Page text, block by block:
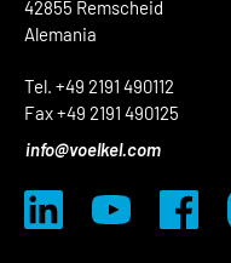
42855 Remscheid
Alemania
Tel. +49 2191 490112
Fax +49 2191 490125
info@voelkel.com